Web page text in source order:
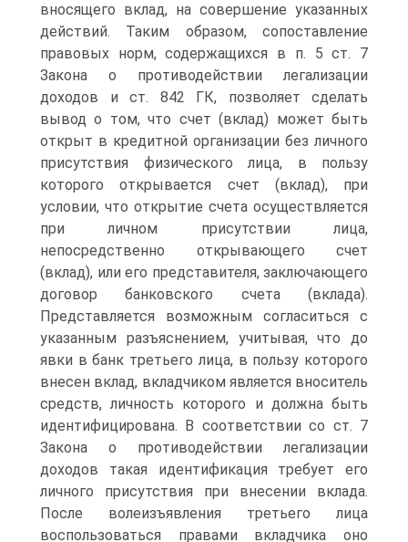
вносящего вклад, на совершение указанных
действий. Таким образом, сопоставление
правовых норм, содержащихся в п. 5 ст. 7
Закона о противодействии легализации
доходов и ст. 842 ГК, позволяет сделать
вывод о том, что счет (вклад) может быть
открыт в кредитной организации без личного
присутствия физического лица, в пользу
которого открывается счет (вклад), при
условии, что открытие счета осуществляется
при личном присутствии лица,
непосредственно открывающего счет
(вклад), или его представителя, заключающего
договор банковского счета (вклада).
Представляется возможным согласиться с
указанным разъяснением, учитывая, что до
явки в банк третьего лица, в пользу которого
внесен вклад, вкладчиком является вноситель
средств, личность которого и должна быть
идентифицирована. В соответствии со ст. 7
Закона о противодействии легализации
доходов такая идентификация требует его
личного присутствия при внесении вклада.
После волеизъявления третьего лица
воспользоваться правами вкладчика оно